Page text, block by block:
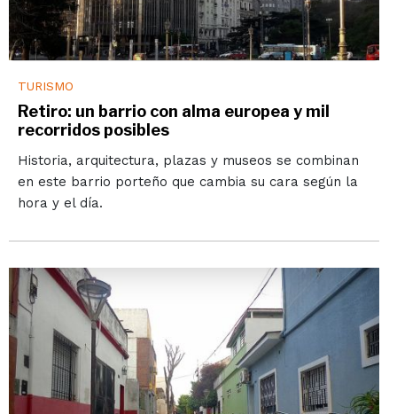
TURISMO
Retiro: un barrio con alma europea y mil
recorridos posibles
Historia, arquitectura, plazas y museos se combinan
en este barrio porteño que cambia su cara según la
hora y el día.